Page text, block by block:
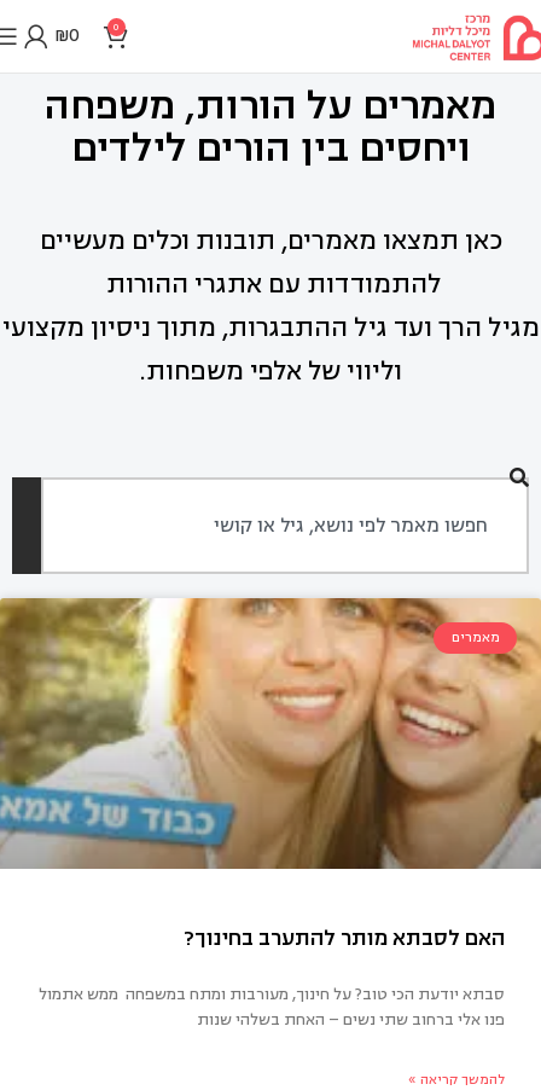
0
₪0
מאמרים על הורות, משפחה
ויחסים בין הורים לילדים
כאן תמצאו מאמרים, תובנות וכלים מעשיים
להתמודדות עם אתגרי ההורות
מגיל הרך ועד גיל ההתבגרות, מתוך ניסיון מקצועי
וליווי של אלפי משפחות.
מאמרים
סבתא יודעת הכי טוב? על חינוך, מעורבות ומתח במשפחה ממש אתמול
פנו אלי ברחוב שתי נשים – האחת בשלהי שנות
להמשך קריאה »